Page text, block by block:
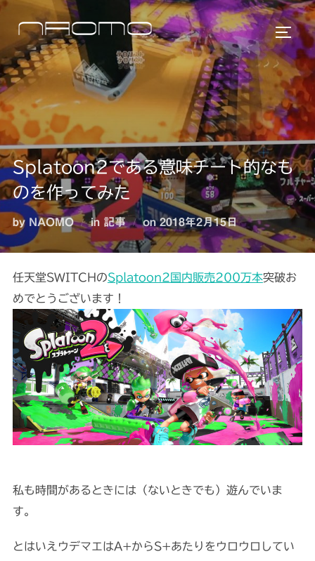
コ
テ
ン
ツ
へ
キ
ッ
プ
サイド
Splatoon2である意味チート的なも
のを作ってみた
by NAOMO in 記事 on投
稿
2018年2月15日
任天堂SWITCHのSplatoon2国内販売200万本突破お
めでとうございます！
私も時間があるときには（ないときでも）遊んでいま
す。
とはいえウデマエはA+からS+あたりをウロウロしてい